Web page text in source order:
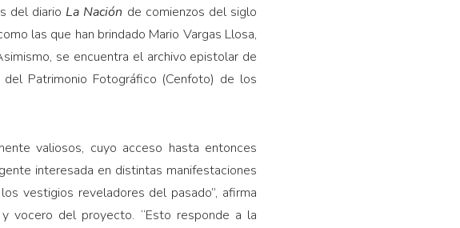
del diario La Nación de comienzos del siglo
las que han brindado Mario Vargas Llosa,
se encuentra el archivo epistolar de
Patrimonio Fotográfico (Cenfoto) de los
valiosos, cuyo acceso hasta entonces
interesada en distintas manifestaciones
vestigios reveladores del pasado”, afirma
vocero del proyecto. “Esto responde a la